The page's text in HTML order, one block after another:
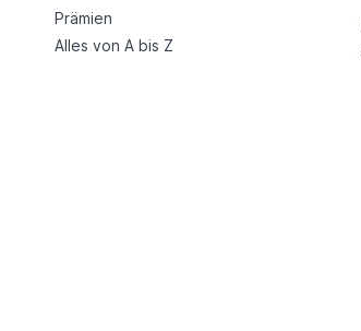
Prämien
Alles von A bis Z